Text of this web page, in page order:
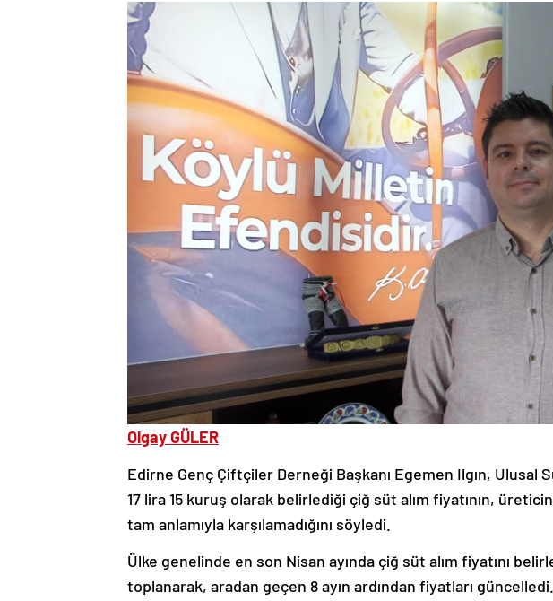
Olgay GÜLER
Edirne Genç Çiftçiler Derneği Başkanı Egemen Ilgın, Ulusal
17 lira 15 kuruş olarak belirlediği çiğ süt alım fiyatının,
tam anlamıyla karşılamadığını söyledi.
Ülke genelinde en son Nisan ayında çiğ süt alım fiyatını
toplanarak, aradan geçen 8 ayın ardından fiyatları